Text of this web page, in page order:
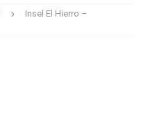
Insel El Hierro –